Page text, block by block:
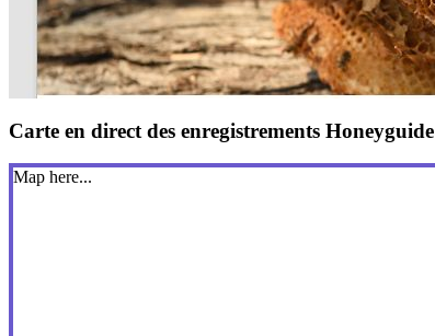
Carte en direct des enregistrements Honeyguide
Map here...